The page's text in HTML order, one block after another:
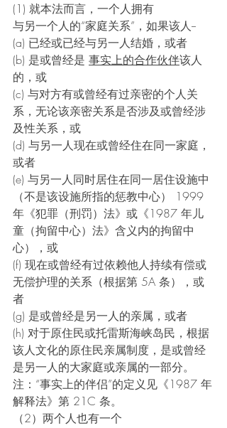
(1) 就本法而言，一个人拥有
与另一个人的“家庭关系”，如果该人--
(a) 已经或已经与另一人结婚，或者
(b) 是或曾经是 事实上的合作伙伴该人
的，或
(c) 与对方有或曾经有过亲密的个人关
系，无论该亲密关系是否涉及或曾经涉
及性关系，或
(d) 与另一人现在或曾经住在同一家庭，
或者
(e) 与另一人同时居住在同一居住设施中
（不是该设施所指的惩教中心） 1999
年《犯罪（刑罚）法》或《1987 年儿
童（拘留中心）法》含义内的拘留中
心），或
(f) 现在或曾经有过依赖他人持续有偿或
无偿护理的关系（根据第 5A 条），或
者
(g) 是或曾经是另一人的亲属，或者
(h) 对于原住民或托雷斯海峡岛民，根据
该人文化的原住民亲属制度，是或曾经
是另一人的大家庭或亲属的一部分。
注：“事实上的伴侣”的定义见《1987 年
解释法》第 21C 条。
（2）两个人也有一个